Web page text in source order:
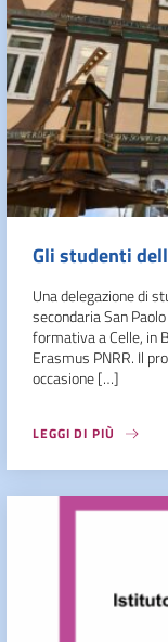
Gli studenti
Una delegazione di
secondaria San
formativa a Celle, in
Erasmus PNRR. Il
occasione […]
LEGGI DI PIÙ